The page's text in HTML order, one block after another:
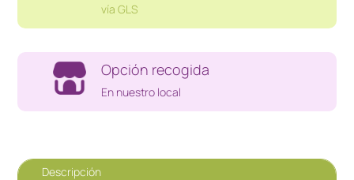
vía GLS
Opción recogida
En nuestro local
Descripción